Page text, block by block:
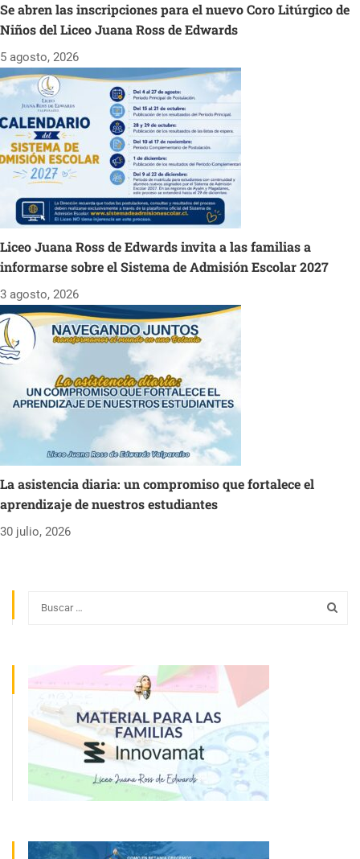
Se abren las inscripciones para el nuevo Coro Litúrgico de
Niños del Liceo Juana Ross de Edwards
5 agosto, 2026
Liceo Juana Ross de Edwards invita a las familias a
informarse sobre el Sistema de Admisión Escolar 2027
3 agosto, 2026
La asistencia diaria: un compromiso que fortalece el
aprendizaje de nuestros estudiantes
30 julio, 2026